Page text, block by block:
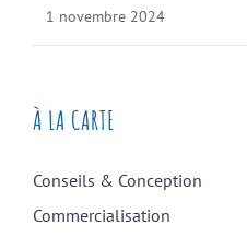
1 novembre 2024
À LA CARTE
Conseils & Conception
Commercialisation